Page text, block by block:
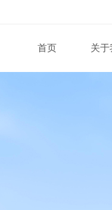
首页 关于